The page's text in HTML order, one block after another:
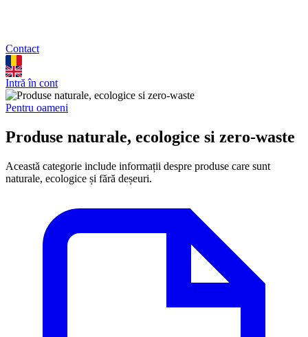
Contact
Intră în cont
Pentru oameni
Produse naturale, ecologice si zero-waste
Această categorie include informații despre produse care sunt
naturale, ecologice și fără deșeuri.